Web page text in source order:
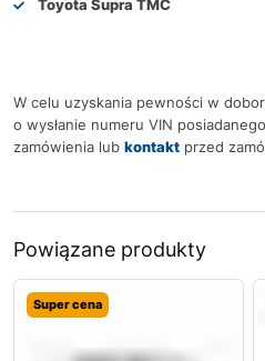
Toyota Supra TMC
W celu uzyskania pewności w
o wysłanie numeru VIN
zamówienia lub kontakt przed
Powiązane produkty
Super cena